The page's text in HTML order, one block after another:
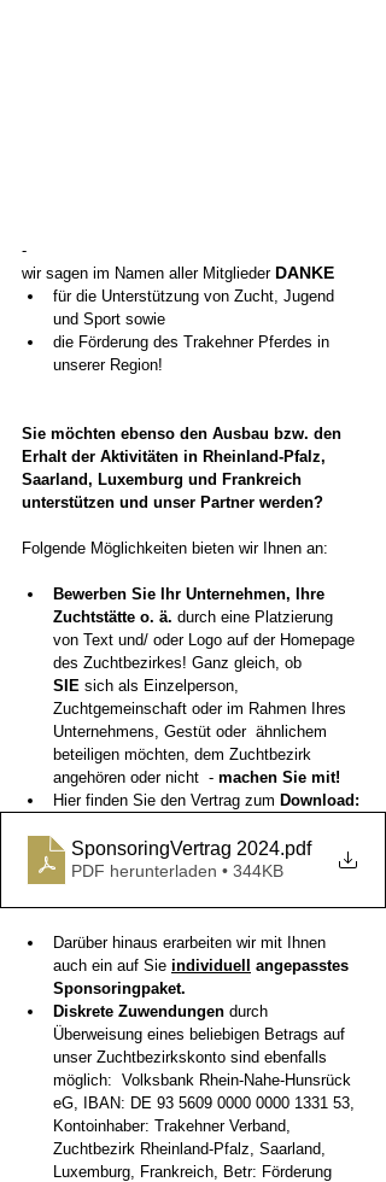
-
wir sagen im Namen aller Mitglieder DANKE
für die Unterstützung von Zucht, Jugend
und Sport sowie
die Förderung des Trakehner Pferdes in
unserer Region!
Sie möchten ebenso den Ausbau bzw. den
Erhalt der Aktivitäten in Rheinland-Pfalz,
Saarland, Luxemburg und Frankreich
unterstützen und unser Partner werden?
Folgende Möglichkeiten bieten wir Ihnen an:
Bewerben Sie Ihr Unternehmen, Ihre
Zuchtstätte o. ä. durch eine Platzierung
von Text und/ oder Logo auf der Homepage
des Zuchtbezirkes! Ganz gleich, ob
SIE sich als Einzelperson,
Zuchtgemeinschaft oder im Rahmen Ihres
Unternehmens, Gestüt oder  ähnlichem
beteiligen möchten, dem Zuchtbezirk
angehören oder nicht  - machen Sie mit!
Hier finden Sie den Vertrag zum Download:
SponsoringVertrag 2024.pdf
PDF herunterladen • 344KB
Darüber hinaus erarbeiten wir mit Ihnen
auch ein auf Sie individuell
angepasstes
Sponsoringpaket.
Diskrete Zuwendungen durch
Überweisung eines beliebigen Betrags auf
unser Zuchtbezirkskonto sind ebenfalls
möglich:  Volksbank Rhein-Nahe-Hunsrück
eG, IBAN: DE 93 5609 0000 0000 1331 53,
Kontoinhaber: Trakehner Verband,
Zuchtbezirk Rheinland-Pfalz, Saarland,
Luxemburg, Frankreich, Betr: Förderung